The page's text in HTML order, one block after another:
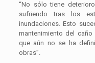
“No sólo tiene
sufriendo tras los
inundaciones. Esto
mantenimiento del
que aún no se ha
obras”.